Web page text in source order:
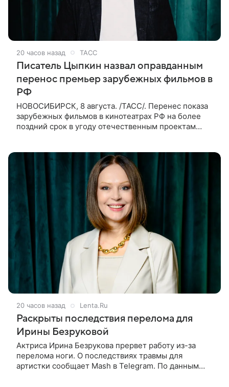
20 часов назад ТАСС
Писатель Цыпкин назвал оправданным
перенос премьер зарубежных фильмов в
РФ
НОВОСИБИРСК, 8 августа. /ТАСС/. Перенес показа
зарубежных фильмов в кинотеатрах РФ на более
поздний срок в угоду отечественным проектам
20 часов назад Lenta.Ru
Раскрыты последствия перелома для
Ирины Безруковой
Актриса Ирина Безрукова прервет работу из-за
перелома ноги. О последствиях травмы для
артистки сообщает Mash в Telegram. По данным